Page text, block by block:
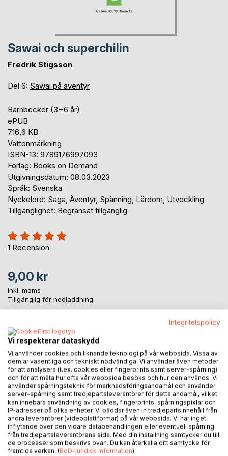
Sawai och superchilin
Fredrik Stigsson
Del 6: Sawai på äventyr
Barnböcker (3−6 år)
ePUB
716,6 KB
Vattenmärkning
ISBN-13: 9789176997093
Förlag: Books on Demand
Utgivningsdatum: 08.03.2023
Språk: Svenska
Nyckelord: Saga, Äventyr, Spänning, Lärdom, Utveckling
Tillgänglighet: Begränsat tillgänglig
Betyg::
100%
1 Recension
9,00 kr
inkl. moms
Tillgänglig för nedladdning
LÄGG I KUNDVAGNEN
Lägg till i kom-ihåglista
Recensera titel
BESKRIVNING
Integritetspolicy
Vi respekterar dataskydd
Vi använder cookies och liknande teknologi på vår webbsida. Vissa av
dem är väsentliga och tekniskt nödvändiga. Vi använder även metoder
för att analysera (t.ex. cookies eller fingerprints samt server-spårning)
och för att mäta hur ofta vår webbsida besöks och hur den används. Vi
använder spårningsteknik för marknadsföringsändamål och använder
server-spårning samt tredjepartsleverantörer för detta ändamål, vilket
kan innebära användning av cookies, fingerprints, spårningspixlar och
IP-adresser på olika enheter. Vi bäddar även in tredjepartsinnehåll från
andra leverantörer (videoplattformar) på vår webbsida. Vi har inget
inflytande över den vidare databehandlingen eller eventuell spårning
från tredjepartsleverantörens sida. Med din inställning samtycker du till
de processer som beskrivs ovan. Du kan återkalla ditt samtycke för
framtida verkan. (BoD-juridisk information)